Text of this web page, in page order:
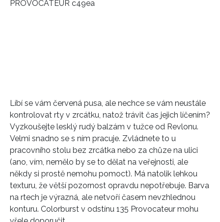
Líbí se vám červená pusa, ale nechce se vám neustále
kontrolovat rty v zrcátku, natož trávit čas jejich líčením?
Vyzkoušejte lesklý rudý balzám v tužce od Revlonu.
Velmi snadno se s ním pracuje. Zvládnete to u
pracovního stolu bez zrcátka nebo za chůze na ulici
(ano, vím, nemělo by se to dělat na veřejnosti, ale
někdy si prostě nemohu pomoct). Má natolik lehkou
texturu, že větší pozornost opravdu nepotřebuje. Barva
na rtech je výrazná, ale netvoří časem nevzhlednou
konturu. Colorburst v odstínu 135 Provocateur mohu